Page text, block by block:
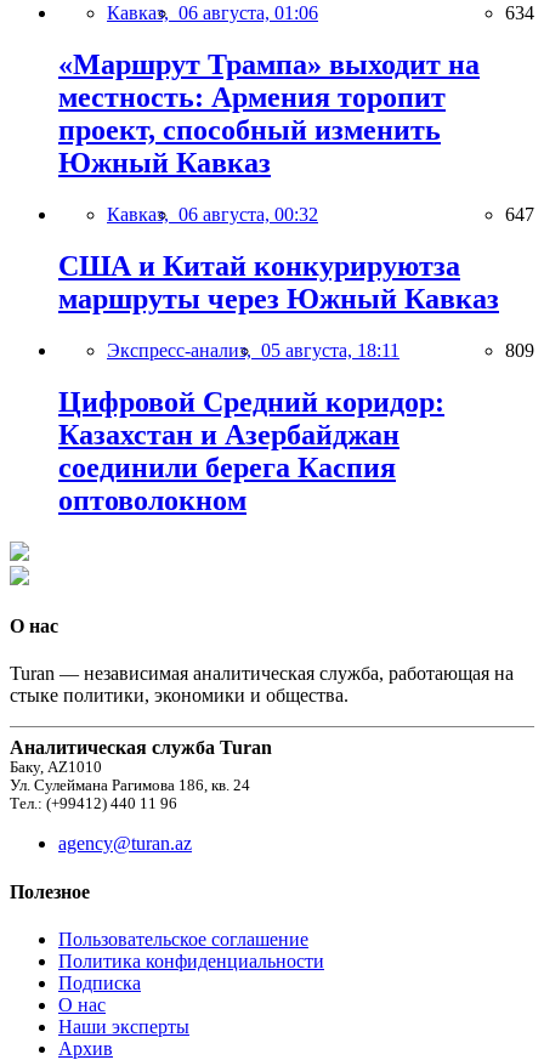
Кавказ, 06 августа, 01:06 634
«Маршрут Трампа» выходит на
местность: Армения торопит
проект, способный изменить
Южный Кавказ
Кавказ, 06 августа, 00:32 647
США и Китай конкурируютза
маршруты через Южный Кавказ
Экспресс-анализ, 05 августа, 18:11 809
Цифровой Средний коридор:
Казахстан и Азербайджан
соединили берега Каспия
оптоволокном
О нас
Turan — независимая аналитическая служба, работающая на
стыке политики, экономики и общества.
Аналитическая служба Turan
Баку, AZ1010
Ул. Сулеймана Рагимова 186, кв. 24
Тел.: (+99412) 440 11 96
agency@turan.az
Полезное
Пользовательское соглашение
Политика конфиденциальности
Подписка
О нас
Наши эксперты
Архив